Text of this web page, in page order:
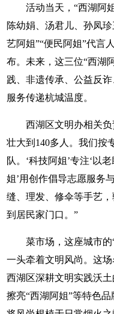
活动当天，“西湖阿
陈幼娟、汤君儿、孙凤
艺阿姐”“便民阿姐”代言
布。未来，这三位“西湖
践、非遗传承、公益反
服务传递杭城温度。
西湖区文明办相关负
壮大到140多人。我们按
队。‘科技阿姐’专注‘以
姐’用创作倡导志愿服务
缝、理发、修伞等手艺
到居民家门口。”
菜市场，这座城市的
一头牵着文明风尚。这
西湖区深耕文明实践沃
擦亮“西湖阿姐”等特色